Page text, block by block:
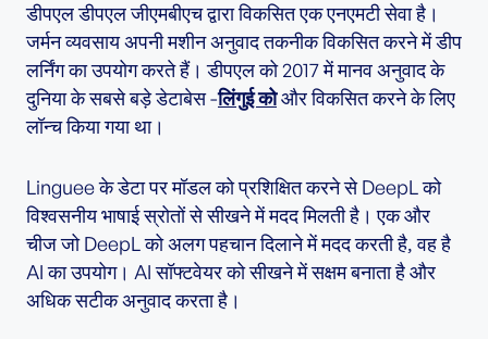
डीपएल डीपएल जीएमबीएच द्वारा विकसित एक एनएमटी सेवा है।
जर्मन व्यवसाय अपनी मशीन अनुवाद तकनीक विकसित करने में डीप
लर्निंग का उपयोग करते हैं। डीपएल को 2017 में मानव अनुवाद के
दुनिया के सबसे बड़े डेटाबेस -लिंगुई कोऔर विकसित करने के लिए
लॉन्च किया गया था।
Linguee के डेटा पर मॉडल को प्रशिक्षित करने से DeepL को
विश्वसनीय भाषाई स्रोतों से सीखने में मदद मिलती है। एक और
चीज जो DeepL को अलग पहचान दिलाने में मदद करती है, वह है
AI का उपयोग। AI सॉफ्टवेयर को सीखने में सक्षम बनाता है और
अधिक सटीक अनुवाद करता है।